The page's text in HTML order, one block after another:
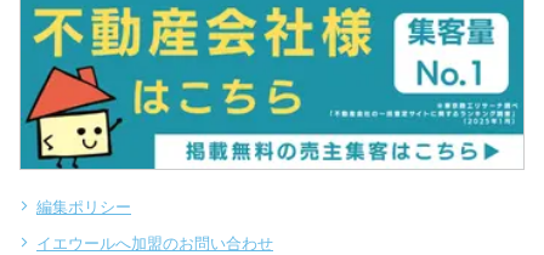
編集ポリシー
イエウールへ加盟のお問い合わせ